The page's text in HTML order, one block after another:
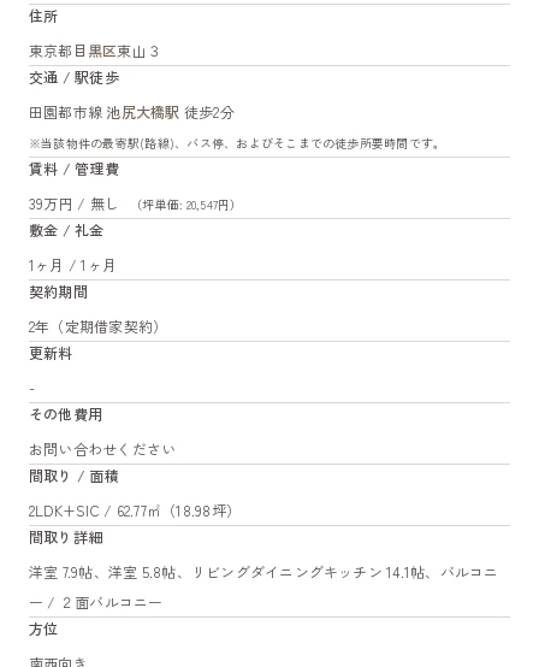
住所
東京都 目黒区東山３
交通 / 駅徒歩
田園都市線 池尻大橋駅 徒歩2分
※当該物件の最寄駅(路線)、バス停、およびそこまでの徒歩所要時間です。
賃料 / 管理費
39万円 / 無し
（坪単価: 20,547円）
敷金 / 礼金
1ヶ月 / 1ヶ月
契約期間
2年（定期借家契約）
更新料
-
その他費用
お問い合わせください
間取り / 面積
2LDK+SIC / 62.77㎡（18.98坪）
間取り詳細
洋室 7.9帖、洋室 5.8帖、リビングダイニングキッチン 14.1帖、バルコニ
ー / ２面バルコニー
方位
南西向き